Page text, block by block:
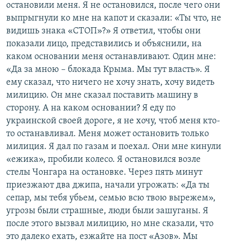
остановили меня. Я не остановился, после чего они
выпрыгнули ко мне на капот и сказали: «Ты что, не
видишь знака «СТОП»?» Я ответил, чтобы они
показали лицо, представились и объяснили, на
каком основании меня останавливают. Один мне:
«Да за мною – блокада Крыма. Мы тут власть». Я
ему сказал, что ничего не хочу знать, хочу видеть
милицию. Он мне сказал поставить машину в
сторону. А на каком основании? Я еду по
украинской своей дороге, я не хочу, чтоб меня кто-
то останавливал. Меня может остановить только
милиция. Я дал по газам и поехал. Они мне кинули
«ежика», пробили колесо. Я остановился возле
стелы Чонгара на остановке. Через пять минут
приезжают два джипа, начали угрожать: «Да ты
сепар, мы тебя убьем, семью всю твою вырежем»,
угрозы были страшные, люди были зашуганы. Я
после этого вызвал милицию, но мне сказали, что
это далеко ехать, езжайте на пост «Азов». Мы